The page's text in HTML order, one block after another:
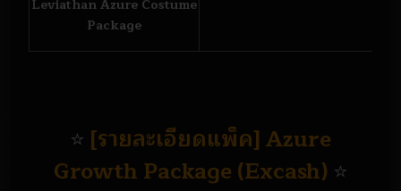
Leviathan Azure Costume
Package
⭐ [รายละเอียดแพ็ค] Azure
Growth Package (Excash) ⭐